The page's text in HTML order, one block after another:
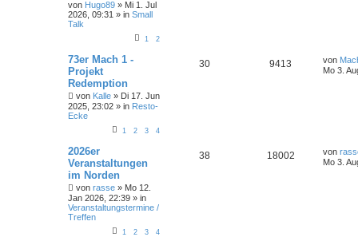
von Hugo89 » Mi 1. Jul
2026, 09:31 » in Small
Talk
1 2
73er Mach 1 -
Projekt
Redemption
von Kalle » Di 17. Jun
2025, 23:02 » in Resto-
Ecke
1 2 3 4
30 9413 von
Mo 3.
2026er
Veranstaltungen
im Norden
von rasse » Mo 12.
Jan 2026, 22:39 » in
Veranstaltungstermine /
Treffen
1 2 3 4
38 18002 von
Mo 3.